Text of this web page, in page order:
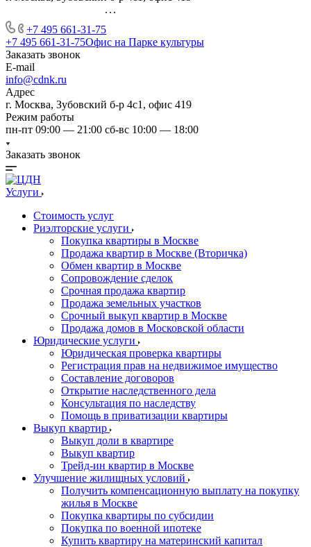
...
+7 495 661-31-75
+7 495 661-31-75Офис на Парке культуры
Заказать звонок
E-mail
info@cdnk.ru
Адрес
г. Москва, Зубовский б-р 4с1, офис 419
Режим работы
пн-пт 09:00 — 21:00 сб-вс 10:00 — 18:00
Заказать звонок
Услуги
Стоимость услуг
Риэлторские услуги
Покупка квартиры в Москве
Продажа квартир в Москве (Вторичка)
Обмен квартир в Москве
Сопровождение сделок
Срочная продажа квартир
Продажа земельных участков
Срочный выкуп квартир в Москве
Продажа домов в Московской области
Юридические услуги
Юридическая проверка квартиры
Регистрация прав на недвижимое имущество
Составление договоров
Открытие наследственного дела
Консультация по наследству
Помощь в приватизации квартиры
Выкуп квартир
Выкуп доли в квартире
Выкуп квартир
Трейд-ин квартир в Москве
Улучшение жилищных условий
Получить компенсационную выплату на покупку
жилья в Москве
Покупка квартиры по субсидии
Покупка по военной ипотеке
Купить квартиру на материнский капитал